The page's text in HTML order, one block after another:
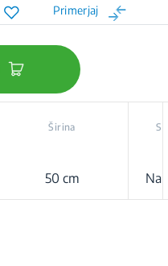
Primerjaj
Širina
50 cm Na